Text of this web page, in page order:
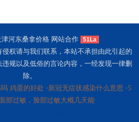
河东桑拿价格 网站合作 51La
权请与我们联系，本站不承担由此引起的
规以及低俗的言论内容，一经发现一律删
除。
鸡蛋的好处 · 新冠无症状感染什么意思 ·5
部过敏，脸部过敏大概几天能